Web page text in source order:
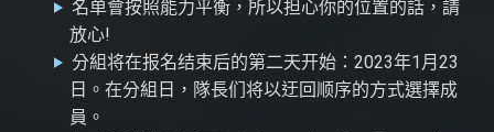
名单會按照能力平衡，所以担心你的位置的話，請
放心!
分組将在报名结束后的第二天开始：2023年1月23
日。在分組日，隊長们将以迂回顺序的方式選擇成
員。